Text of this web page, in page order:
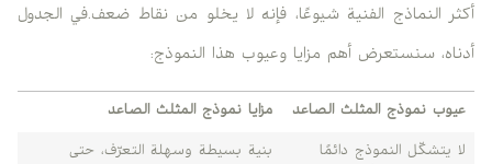
أكثر النماذج الفنية شيوعًا، فإنه لا يخلو من نقاط ضعف.في الجدول
أدناه، سنستعرض أهم مزايا وعيوب هذا النموذج:
عيوب نموذج المثلث الصاعد مزايا نموذج المثلث الصاعد
لا يتشكّل النموذج دائمًا
بنية بسيطة وسهلة التعرّف، حتى